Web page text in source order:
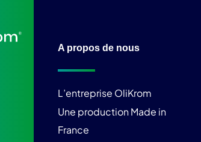
A propos de nous
L’entreprise OliKrom
Une production Made in
France